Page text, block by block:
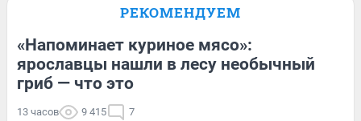
РЕКОМЕНДУЕМ
«Напоминает куриное мясо»:
ярославцы нашли в лесу необычный
гриб — что это
13 часов 9 415 7